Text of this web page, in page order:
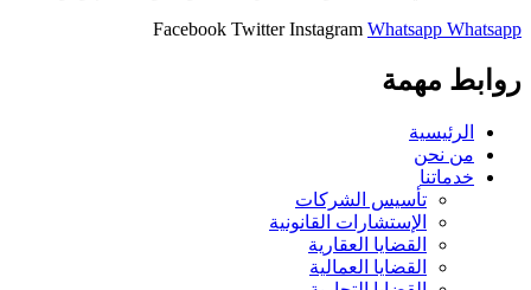
Facebook Twitter Instagram Whatsapp Whatsapp
روابط مهمة
الرئيسية
من نحن
خدماتنا
تأسيس الشركات
الإستشارات القانونية
القضايا العقارية
القضايا العمالية